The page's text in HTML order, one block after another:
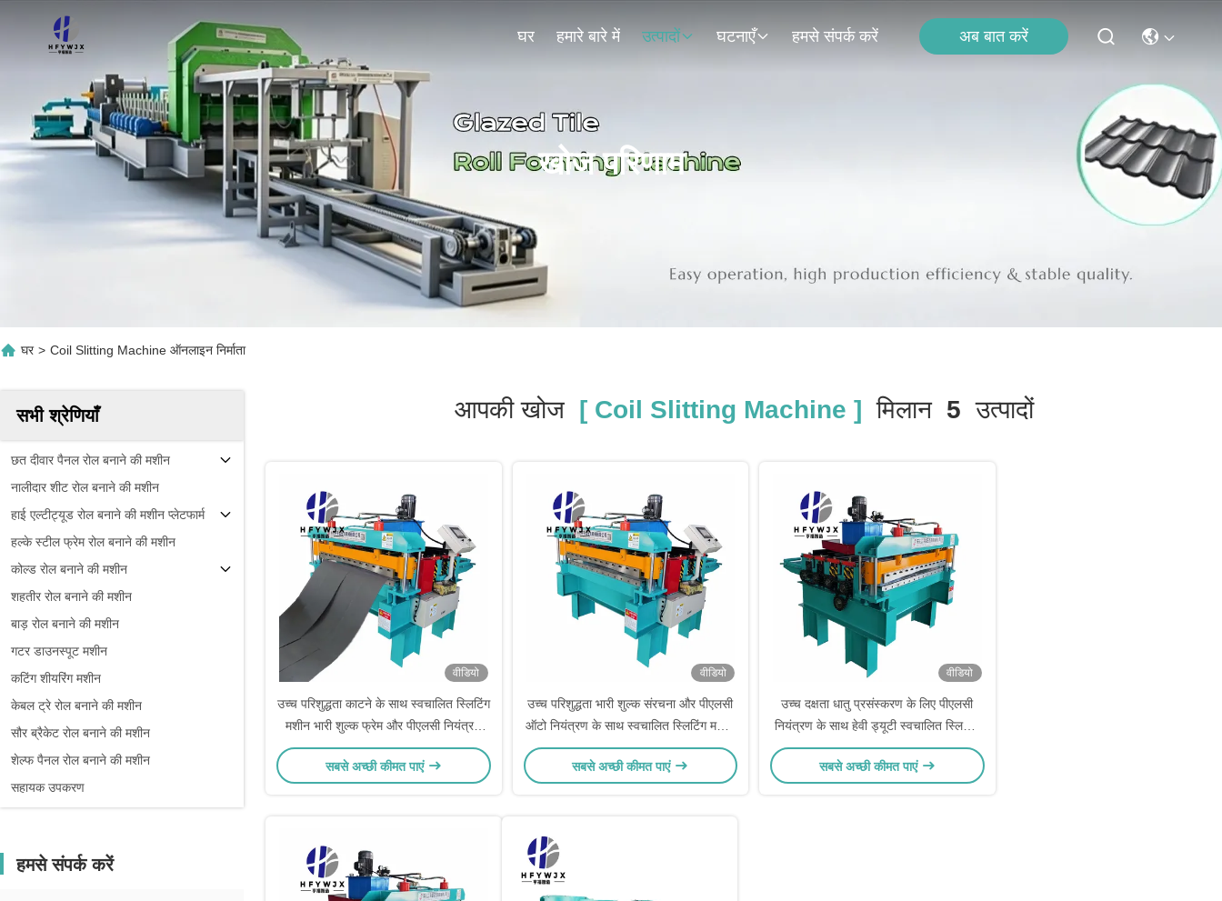
घर हमारे बारे में उत्पादों घटनाएँ हमसे संपर्क करें अब बात करें
खोज परिणाम
घर > Coil Slitting Machine ऑनलाइन निर्माता
सभी श्रेणियाँ
छत दीवार पैनल रोल बनाने की मशीन
नालीदार शीट रोल बनाने की मशीन
हाई एल्टीट्यूड रोल बनाने की मशीन प्लेटफार्म
हल्के स्टील फ्रेम रोल बनाने की मशीन
कोल्ड रोल बनाने की मशीन
शहतीर रोल बनाने की मशीन
बाड़ रोल बनाने की मशीन
गटर डाउनस्पूट मशीन
कटिंग शीयरिंग मशीन
केबल ट्रे रोल बनाने की मशीन
सौर ब्रैकेट रोल बनाने की मशीन
शेल्फ पैनल रोल बनाने की मशीन
सहायक उपकरण
हमसे संपर्क करें
आपकी खोज[ Coil Slitting Machine ] मिलान 5 उत्पादों
वीडियो
उच्च परिशुद्धता काटने के साथ स्वचालित स्लिटिंग
मशीन भारी शुल्क फ्रेम और पीएलसी नियंत्रण
प्रणाली धातु कॉइल प्रसंस्करण के लिए
सबसे अच्छी कीमत पाएं
वीडियो
उच्च परिशुद्धता भारी शुल्क संरचना और पीएलसी
ऑटो नियंत्रण के साथ स्वचालित स्लिटिंग मशीन
धातु कॉइल प्रसंस्करण के लिए
सबसे अच्छी कीमत पाएं
वीडियो
उच्च दक्षता धातु प्रसंस्करण के लिए पीएलसी
नियंत्रण के साथ हेवी ड्यूटी स्वचालित स्लिटिंग
मशीन
सबसे अच्छी कीमत पाएं